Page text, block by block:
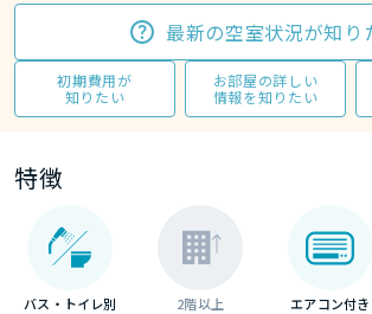
最新の空室状況が知り
初期費用が
知りたい
お部屋の詳しい
情報を知りたい
特徴
バス・トイレ別 2階以上 エアコン付き